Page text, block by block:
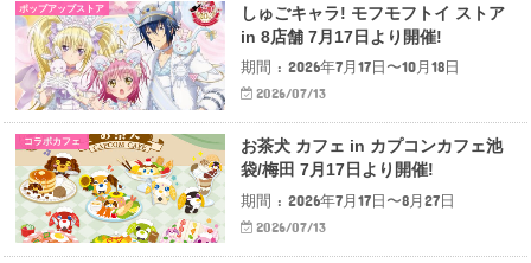
ポップアップストア
しゅごキャラ! モフモフトイ ストア
in 8店舗 7月17日より開催!
期間 : 2026年7月17日〜10月18日
2026/07/13
コラボカフェ
お茶犬 カフェ in カプコンカフェ池
袋/梅田 7月17日より開催!
期間 : 2026年7月17日〜8月27日
2026/07/13